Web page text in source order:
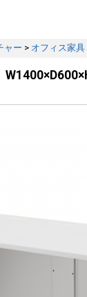
ャー > オフィス家具